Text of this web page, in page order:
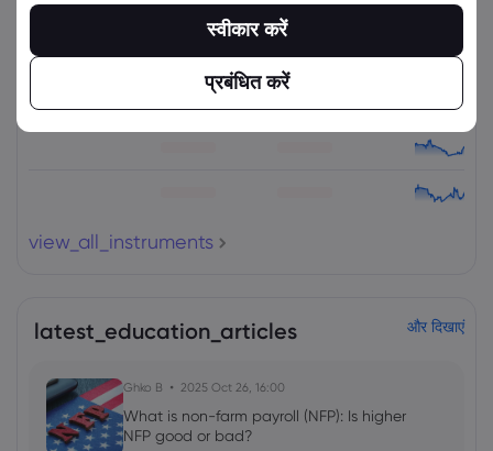
view_all_instruments
latest_education_articles और दिखाएं
Ghko B 2025 Oct 26, 16:00
What is non-farm payroll (NFP): Is higher
NFP good or bad?
स्वीकार करें
प्रबंधित करें